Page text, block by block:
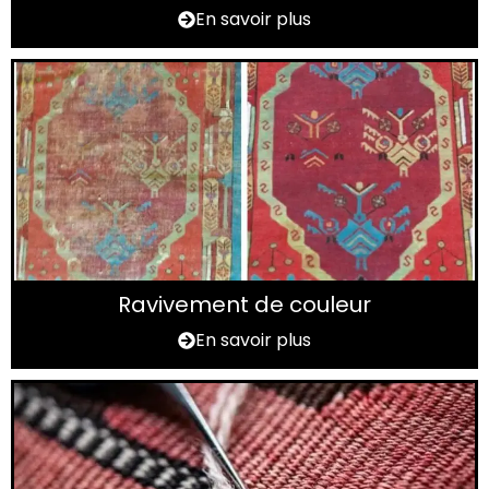
En savoir plus
Ravivement de couleur
En savoir plus